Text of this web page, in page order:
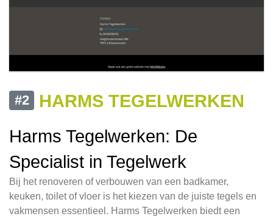
#2
HARMS TEGELWERKEN
Harms Tegelwerken: De
Specialist in Tegelwerk
Bij het renoveren of verbouwen van een badkamer,
keuken, toilet of vloer is het kiezen van de juiste tegels en
vakmensen essentieel. Harms Tegelwerken biedt een